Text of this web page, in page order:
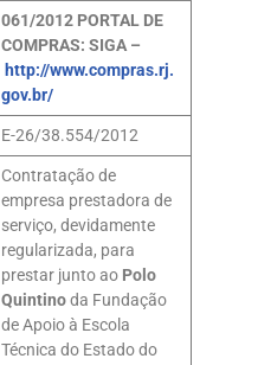
061/2012 PORTAL DE
COMPRAS: SIGA –
http://www.compras.rj.
gov.br/
E-26/38.554/2012
Contratação de
empresa prestadora de
serviço, devidamente
regularizada, para
prestar junto ao Polo
Quintinoda Fundação
de Apoio à Escola
Técnica do Estado do